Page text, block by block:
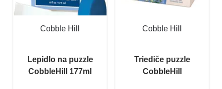
Cobble Hill
Lepidlo na puzzle
CobbleHill 177ml
Cobble Hill
Triediče puzzle
CobbleHill